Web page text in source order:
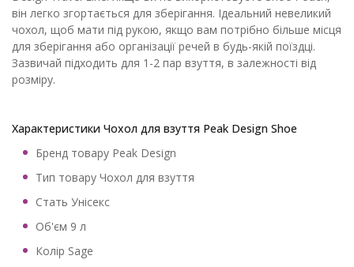
він легко згортається для зберігання. Ідеальний невеликий
чохол, щоб мати під рукою, якщо вам потрібно більше місця
для зберігання або організації речей в будь-якій поїздці.
Зазвичай підходить для 1-2 пар взуття, в залежності від
розміру.
Характеристики Чохол для взуття Peak Design Shoe
Бренд товару Peak Design
Тип товару Чохол для взуття
Стать Унісекс
Об'єм 9 л
Колір Sage